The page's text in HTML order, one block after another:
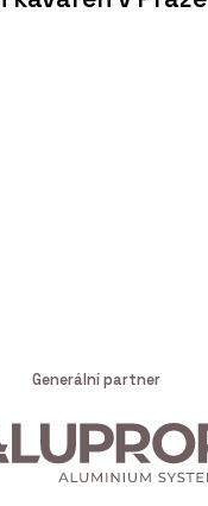
Generální partner